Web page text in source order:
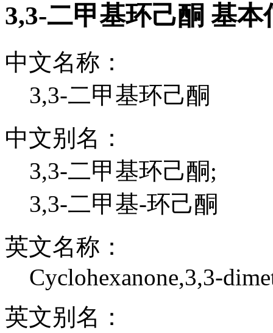
3,3-二甲基环己酮 基本
中文名称：
3,3-二甲基环己酮
中文别名：
3,3-二甲基环己酮;
3,3-二甲基-环己酮
英文名称：
Cyclohexanone,3,3-
英文别名：